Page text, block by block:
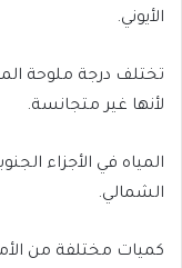
الأيوني.
تختلف درجة ملوحة
لأنها غير متجانسة.
المياه في الأجزاء
الشمالي.
كميات مختلفة من